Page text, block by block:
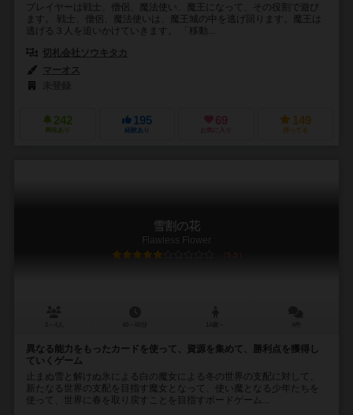
プレイヤーは戦士、僧侶、魔法使い、魔王になって、その役割で遊び
ます。 戦士、僧侶、魔法使いは、魔王城の中を逃げ回ります。魔王は
逃げる３人を追いかけていきます。 「移動...
切札会社ソウキタカ
マーオス
242
興味あり
195
経験あり
69
お気に入り
149
持ってる
雪割の花
Flawless Flower
5.9
異なる能力をもったカードを使って、資源を集めて、勝利点を獲得し
ていくゲーム
止まぬ雪と解けぬ氷による白の魔女による冬の世界の支配に対して、
新たなる世界の支配を目指す魔女となって、使い魔となる少年たちを
使って、世界に春を取り戻すことを目指すボードゲーム...